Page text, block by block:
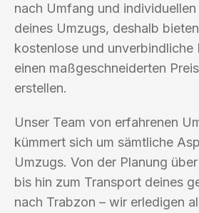
nach Umfang und
deines Umzugs, deshalb
kostenlose und unverbindliche
einen maßgeschneiderten
erstellen.
Unser Team von erfahrenen
kümmert sich um sämtliche
Umzugs. Von der Planung
bis hin zum Transport deines
nach Trabzon – wir erledigen